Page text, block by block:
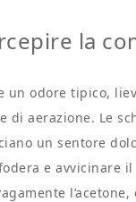
la
un odore tipico,
di aerazione. Le
un sentore
e avvicinare